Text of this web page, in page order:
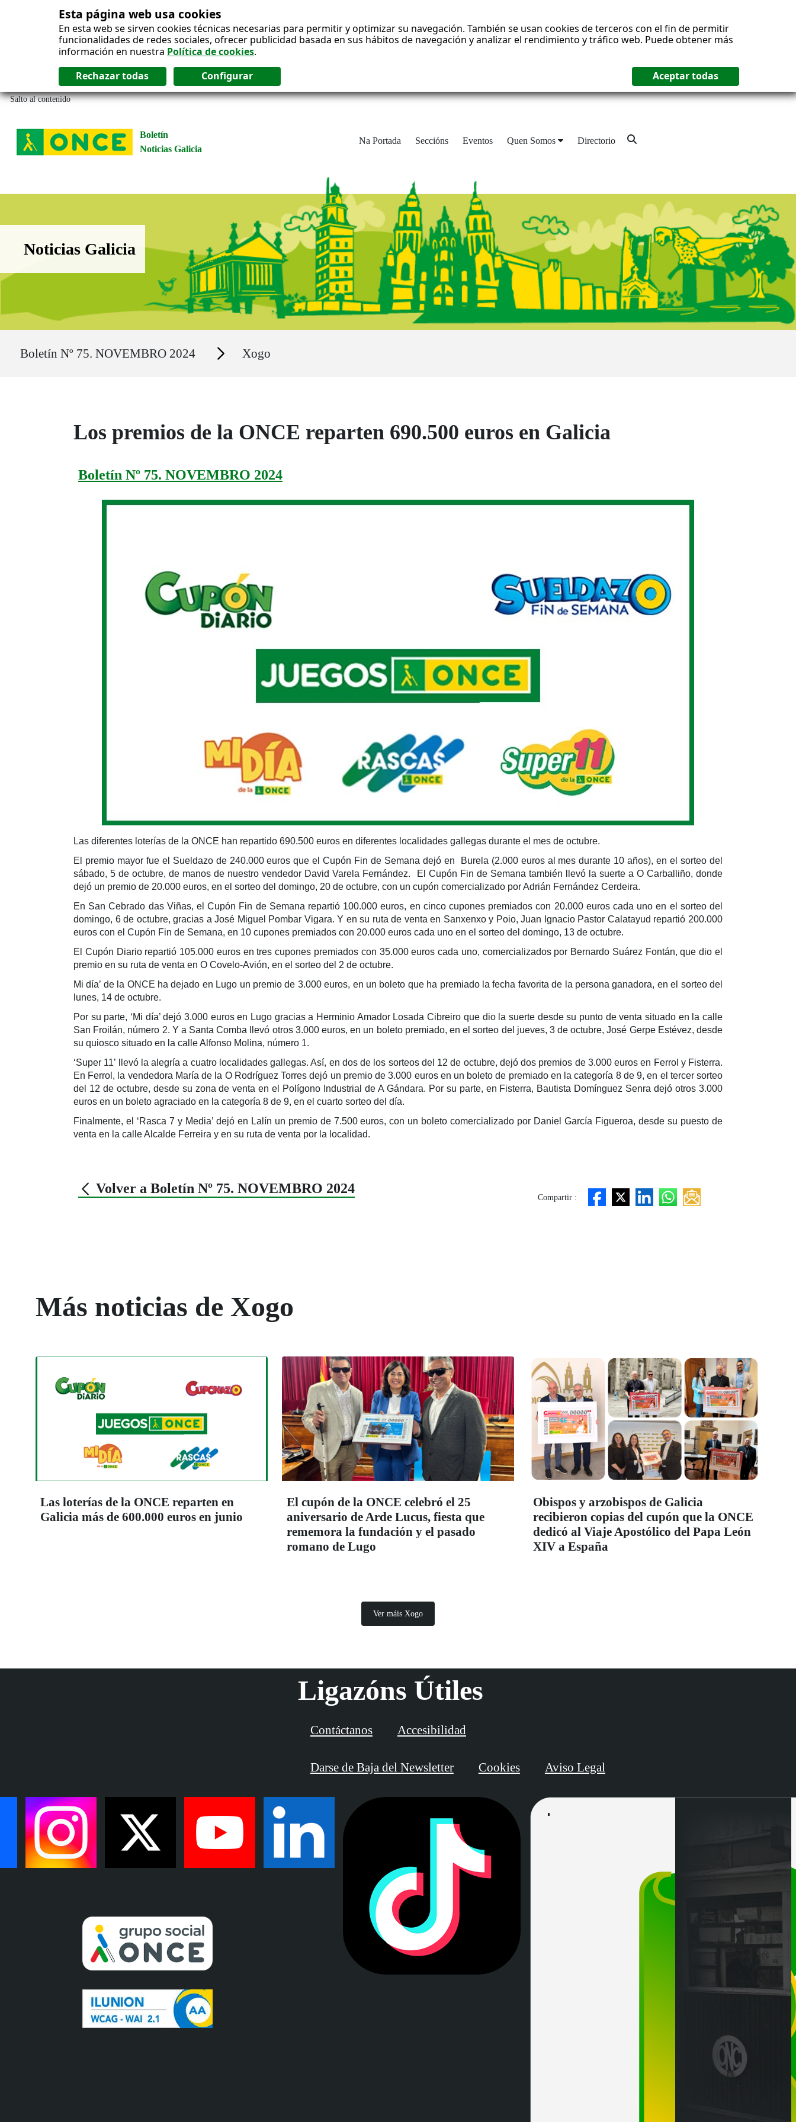
Esta página web usa cookies
En esta web se sirven cookies técnicas necesarias para permitir y optimizar su navegación. También se usan cookies de terceros con el fin de permitir
funcionalidades de redes sociales, ofrecer publicidad basada en sus hábitos de navegación y analizar el rendimiento y tráfico web. Puede obtener más
información en nuestra Política de cookies.
Salto al contenido
Boletín
Noticias Galicia
Na Portada Seccións Eventos Quen Somos Directorio
Boletín Noticias Galicia
Noticias Galicia
Boletín Nº 75. NOVEMBRO 2024 Secciones Xogo
Los premios de la ONCE reparten 690.500 euros en Galicia
Boletín Nº 75. NOVEMBRO 2024
Las diferentes loterías de la ONCE han repartido 690.500 euros en diferentes localidades gallegas durante el mes de octubre.
El premio mayor fue el Sueldazo de 240.000 euros que el Cupón Fin de Semana dejó en Burela (2.000 euros al mes durante 10 años), en el sorteo del
sábado, 5 de octubre, de manos de nuestro vendedor David Varela Fernández. El Cupón Fin de Semana también llevó la suerte a O Carballiño, donde
dejó un premio de 20.000 euros, en el sorteo del domingo, 20 de octubre, con un cupón comercializado por Adrián Fernández Cerdeira.
En San Cebrado das Viñas, el Cupón Fin de Semana repartió 100.000 euros, en cinco cupones premiados con 20.000 euros cada uno en el sorteo del
domingo, 6 de octubre, gracias a José Miguel Pombar Vigara. Y en su ruta de venta en Sanxenxo y Poio, Juan Ignacio Pastor Calatayud repartió 200.000
euros con el Cupón Fin de Semana, en 10 cupones premiados con 20.000 euros cada uno en el sorteo del domingo, 13 de octubre.
El Cupón Diario repartió 105.000 euros en tres cupones premiados con 35.000 euros cada uno, comercializados por Bernardo Suárez Fontán, que dio el
premio en su ruta de venta en O Covelo-Avión, en el sorteo del 2 de octubre.
Mi día’ de la ONCE ha dejado en Lugo un premio de 3.000 euros, en un boleto que ha premiado la fecha favorita de la persona ganadora, en el sorteo del
lunes, 14 de octubre.
Por su parte, ‘Mi día’ dejó 3.000 euros en Lugo gracias a Herminio Amador Losada Cibreiro que dio la suerte desde su punto de venta situado en la calle
San Froilán, número 2. Y a Santa Comba llevó otros 3.000 euros, en un boleto premiado, en el sorteo del jueves, 3 de octubre, José Gerpe Estévez, desde
su quiosco situado en la calle Alfonso Molina, número 1.
‘Super 11’ llevó la alegría a cuatro localidades gallegas. Así, en dos de los sorteos del 12 de octubre, dejó dos premios de 3.000 euros en Ferrol y Fisterra.
En Ferrol, la vendedora María de la O Rodríguez Torres dejó un premio de 3.000 euros en un boleto de premiado en la categoría 8 de 9, en el tercer sorteo
del 12 de octubre, desde su zona de venta en el Polígono Industrial de A Gándara. Por su parte, en Fisterra, Bautista Domínguez Senra dejó otros 3.000
euros en un boleto agraciado en la categoría 8 de 9, en el cuarto sorteo del día.
Finalmente, el ‘Rasca 7 y Media’ dejó en Lalín un premio de 7.500 euros, con un boleto comercializado por Daniel García Figueroa, desde su puesto de
venta en la calle Alcalde Ferreira y en su ruta de venta por la localidad.
Volver a Boletín Nº 75. NOVEMBRO 2024
Compartir :
Más noticias de Xogo
Las loterías de la ONCE reparten en
Galicia más de 600.000 euros en junio
El cupón de la ONCE celebró el 25
aniversario de Arde Lucus, fiesta que
rememora la fundación y el pasado
romano de Lugo
Obispos y arzobispos de Galicia
recibieron copias del cupón que la ONCE
dedicó al Viaje Apostólico del Papa León
XIV a España
Ver máis Xogo
Ligazóns Útiles
Contáctanos Accesibilidad
Darse de Baja del Newsletter Cookies Aviso Legal